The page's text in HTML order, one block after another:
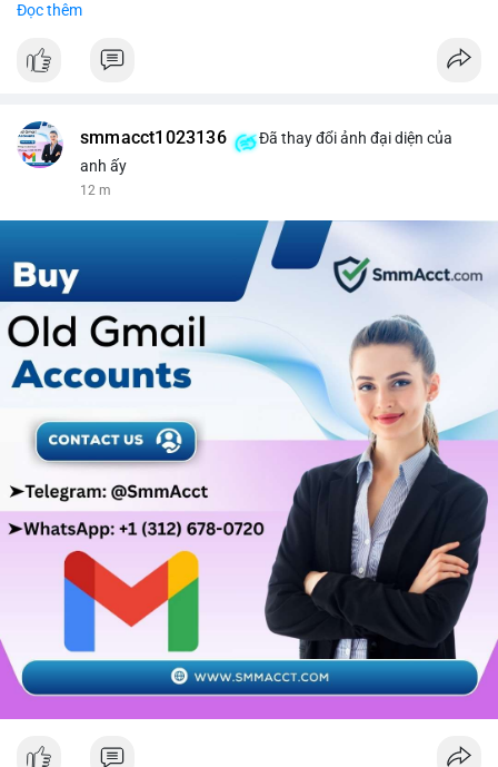
#bitcoin
$btc
📰 Nguồn: CoinDesk
Đọc thêm
smmacct1023136
Đã thay đổi ảnh đại diện của
anh ấy
12 m